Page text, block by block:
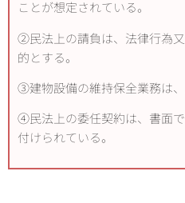
ことが想定されている。
②民法上の請負は、法律行為
的とする。
③建物設備の維持保全業務は、
④民法上の委任契約は、書面
付けられている。